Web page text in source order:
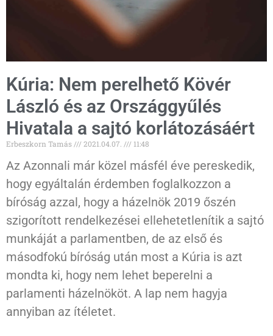
Kúria: Nem perelhető Kövér
László és az Országgyűlés
Hivatala a sajtó korlátozásáért
Erbeszkorn Tamás 2021.04.07. 11:48
Az Azonnali már közel másfél éve pereskedik,
hogy egyáltalán érdemben foglalkozzon a
bíróság azzal, hogy a házelnök 2019 őszén
szigorított rendelkezései ellehetetlenítik a sajtó
munkáját a parlamentben, de az első és
másodfokú bíróság után most a Kúria is azt
mondta ki, hogy nem lehet beperelni a
parlamenti házelnököt. A lap nem hagyja
annyiban az ítéletet.